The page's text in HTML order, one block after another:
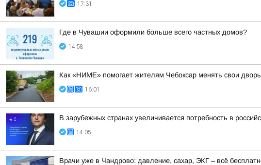
17:31
Где в Чувашии оформили больше всего частных домов?
14:58
Как «НИМЕ» помогает жителям Чебоксар менять свои
16:01
В зарубежных странах увеличивается потребность в
14:05
Врачи уже в Чандрово: давление, сахар, ЭКГ – всё